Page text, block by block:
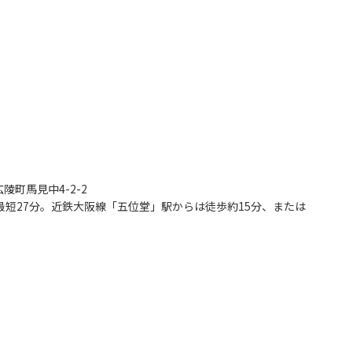
町馬見中4-2-2
27分。近鉄大阪線「五位堂」駅からは徒歩約15分、または